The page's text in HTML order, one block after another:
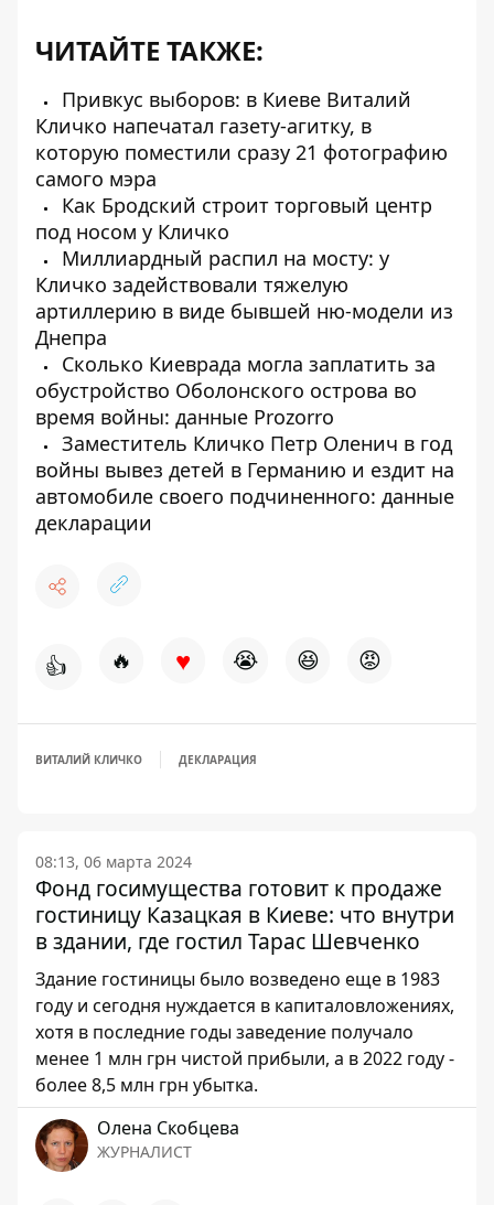
ЧИТАЙТЕ ТАКЖЕ:
Привкус выборов: в Киеве Виталий
Кличко напечатал газету-агитку, в
которую поместили сразу 21 фотографию
самого мэра
Как Бродский строит торговый центр
под носом у Кличко
Миллиардный распил на мосту: у
Кличко задействовали тяжелую
артиллерию в виде бывшей ню-модели из
Днепра
Сколько Киеврада могла заплатить за
обустройство Оболонского острова во
время войны: данные Prozorro
Заместитель Кличко Петр Оленич в год
войны вывез детей в Германию и ездит на
автомобиле своего подчиненного: данные
декларации
👍 🔥 ♥ 😭 😆 😡
ВИТАЛИЙ КЛИЧКО ДЕКЛАРАЦИЯ
08:13, 06 марта 2024
Фонд госимущества готовит к продаже
гостиницу Казацкая в Киеве: что внутри
в здании, где гостил Тарас Шевченко
Здание гостиницы было возведено еще в 1983
году и сегодня нуждается в капиталовложениях,
хотя в последние годы заведение получало
менее 1 млн грн чистой прибыли, а в 2022 году -
более 8,5 млн грн убытка.
Олена Скобцева
ЖУРНАЛИСТ